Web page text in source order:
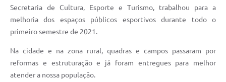
Secretaria de Cultura, Esporte e Turismo, trabalhou para a
melhoria dos espaços públicos esportivos durante todo o
primeiro semestre de 2021.
Na cidade e na zona rural, quadras e campos passaram por
reformas e estruturação e já foram entregues para melhor
atender a nossa população.